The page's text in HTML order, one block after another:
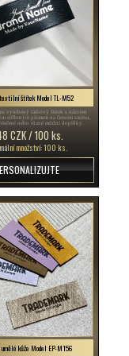
štítek Model TL-M52
vyrobený látkový štítek s názvem
stříbrným písmem na černém saténu,
nebo různé módní doplňky.
CZK / 100 ks.
množství: 100 ks.
kůže Model EP-M156